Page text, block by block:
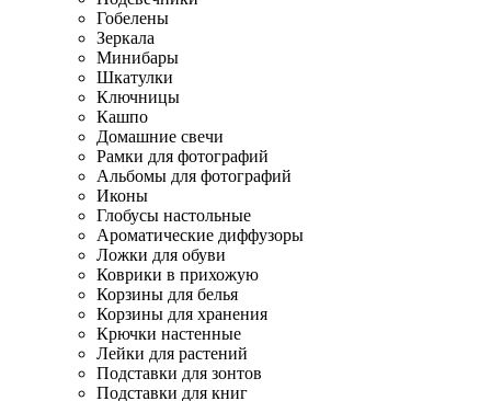
Гобелены
Зеркала
Минибары
Шкатулки
Ключницы
Кашпо
Домашние свечи
Рамки для фотографий
Альбомы для фотографий
Иконы
Глобусы настольные
Ароматические диффузоры
Ложки для обуви
Коврики в прихожую
Корзины для белья
Корзины для хранения
Крючки настенные
Лейки для растений
Подставки для зонтов
Подставки для книг